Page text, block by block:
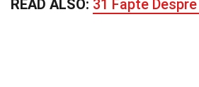
READ ALSO: 31 Fapte